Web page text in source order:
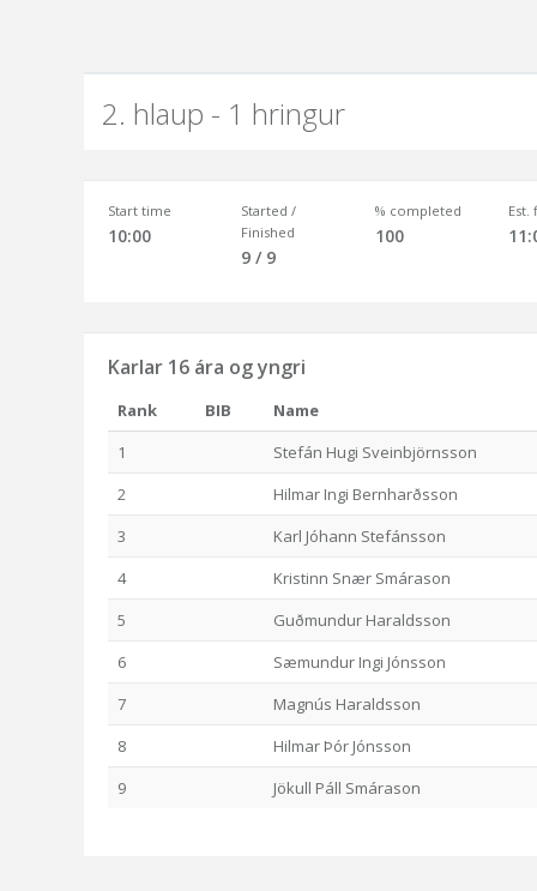
2. hlaup - 1 hringur
Start time
10:00
Started /
Finished
9 / 9
% completed
100
Est.
Karlar 16 ára og yngri
Rank BIB
Name
1
Stefán Hugi Sveinbjörnsson
2
Hilmar Ingi Bernharðsson
3
Karl Jóhann Stefánsson
4
Kristinn Snær Smárason
5
Guðmundur Haraldsson
6
Sæmundur Ingi Jónsson
7
Magnús Haraldsson
8
Hilmar Þór Jónsson
9
Jökull Páll Smárason